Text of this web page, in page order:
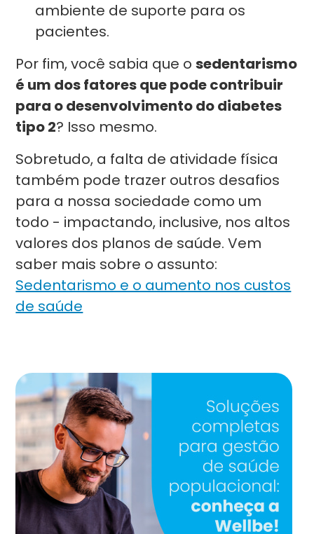
ambiente de suporte para os
pacientes.
Por fim, você sabia que osedentarismo
é um dos fatores que pode contribuir
para o desenvolvimento do diabetes
tipo 2? Isso mesmo.
Sobretudo, a falta de atividade física
também pode trazer outros desafios
para a nossa sociedade como um
todo - impactando, inclusive, nos altos
valores dos planos de saúde. Vem
saber mais sobre o assunto:
Sedentarismo e o aumento nos custos
de saúde